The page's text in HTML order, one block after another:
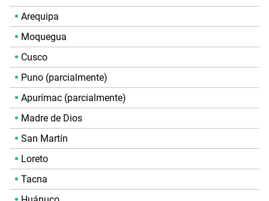
Arequipa
Moquegua
Cusco
Puno (parcialmente)
Apurímac (parcialmente)
Madre de Dios
San Martín
Loreto
Tacna